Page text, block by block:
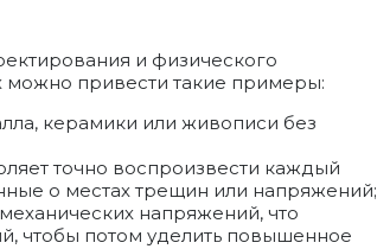
и физического
можно привести такие примеры:
керамики или живописи без
точно воспроизвести каждый
о местах трещин или напряжений;
напряжений, что
чтобы потом уделить повышенное